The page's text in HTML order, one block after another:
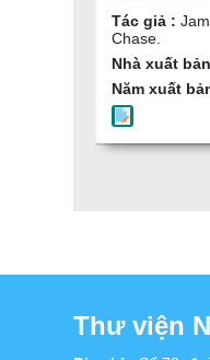
Chase. T. 1
Tác giả :
Chase.
Nhà xuất
Năm xuất
Thư viện